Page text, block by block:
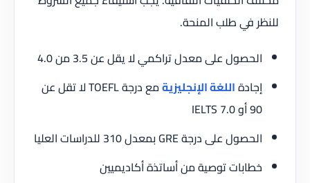
للنظر في طلب المنحة.
الحصول على معدل تراكمي لا يقل عن 3.5 من 4.0
إجادةاللغة الإنجليزية
مع درجة TOEFL لا تقل عن
90 أو IELTS 7.0
الحصول على درجة GRE بمعدل 310 للدراسات العليا
خطابات توصية من أساتذة أكاديميين